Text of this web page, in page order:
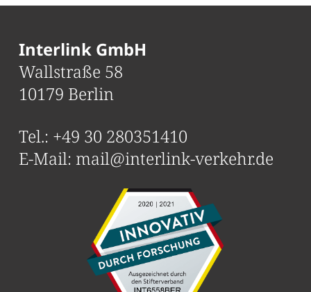
Interlink GmbH
Wallstraße 58
10179 Berlin
Tel.: +49 30 280351410
E-Mail: mail@interlink-verkehr.de